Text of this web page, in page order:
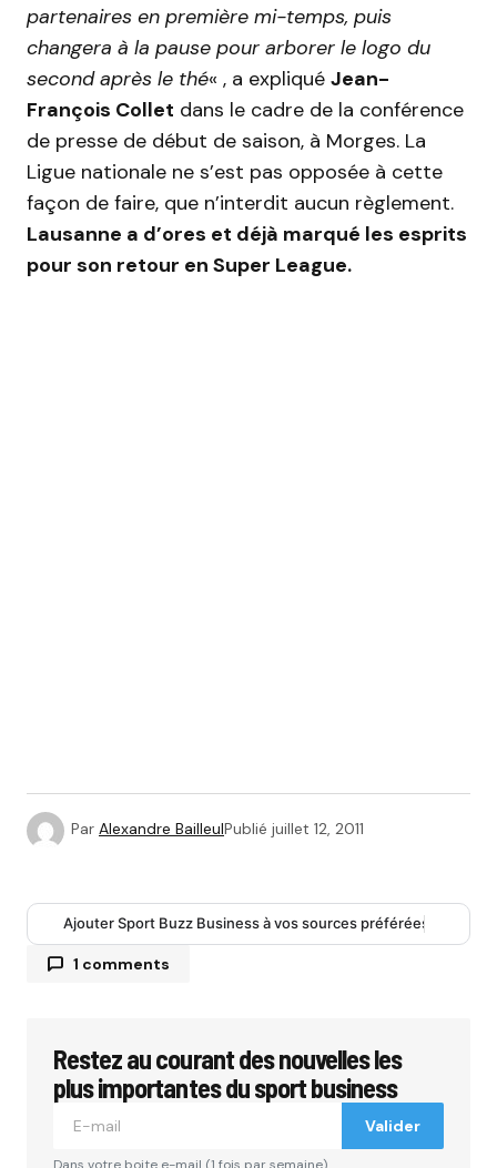
partenaires en première mi-temps, puis
changera à la pause pour arborer le logo du
second après le thé« , a expliqué Jean-
François Collet dans le cadre de la conférence
de presse de début de saison, à Morges. La
Ligue nationale ne s’est pas opposée à cette
façon de faire, que n’interdit aucun règlement.
Lausanne a d’ores et déjà marqué les esprits
pour son retour en Super League.
Par Alexandre BailleulPublié juillet 12, 2011
Ajouter Sport Buzz Business à vos sources préférées
1 comments
Votre adresse e-mail ne sera pas publiée.Les
champs obligatoires sont indiqués avec*
Restez au courant des nouvelles les
plus importantes du sport business
Valider